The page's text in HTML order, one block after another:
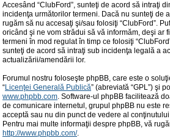
Accesând “ClubFord”, sunteţi de acord să intraţi
incidenţa următorilor termeni. Dacă nu sunteţi de
rugăm să nu accesaţi şi/sau folosiţi “ClubFord”.
oricând şi ne vom strădui să vă informăm, deşi ar
termeni în mod regulat în timp ce folosiţi
sunteţi de acord să intraţi sub incidenţa legală a
actualizării/amendării lor.
Forumul nostru foloseşte phpBB, care este o
“Licenţei Generală Publică” (abreviată “GPL”) şi
www.phpbb.com. Software-ul phpBB facilitează
de comunicare internetul, grupul phpBB nu este
acceptă sau nu din punct de vedere al
Pentru mai multe informaţii despre phpBB, vă
http://www.phpbb.com/.